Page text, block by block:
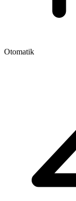
Otomatik